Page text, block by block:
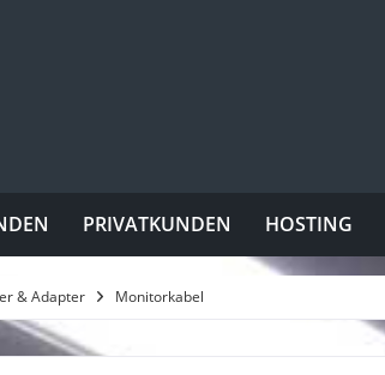
PRIVATKUNDEN HOSTING
& Adapter Monitorkabel